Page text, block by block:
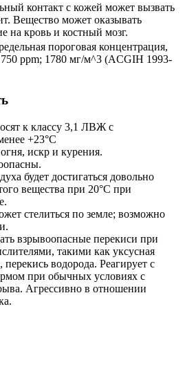
контакт с кожей может вызвать
Вещество может оказывать
на кровь и костный мозг.
пороговая концентрация,
ppm; 1780 мг/м^3 (ACGIH 1993-
к классу 3,1 ЛВЖ с
+23°C
искр и курения.
будет достигаться довольно
вещества при 20°C при
стелиться по земле; возможно
взрывоопасные перекиси при
такими как уксусная
перекись водорода. Реагирует с
при обычных условиях с
Агрессивно в отношении